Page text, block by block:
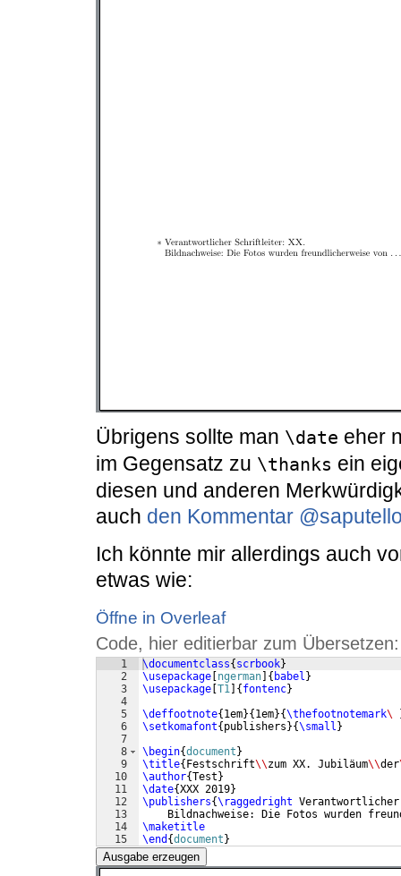
Übrigens sollte man \date eher
im Gegensatz zu \thanks ein
diesen und anderen
auch den Kommentar
Ich könnte mir allerdings auch
etwas wie:
Öffne in Overleaf
Code, hier editierbar zum Übersetzen:
1
2
3
4
5
6
7
8
9
10
11
12
13
14
15
\documentclass{ scrbook}
\usepackage ngerman { babel }
\usepackage T1 { fontenc}
\deffootnote{ 1em}{ 1em}{\thefootnotemark\
\setkomafont{ publishers }{\small }
\begin{document }
\title{ Festschrift\\zum XX. Jubiläum\\der
\author{Test }
\date{XXX 2019}
\publishers{\raggedright
Bildnachweise: Die Fotos wurden
\maketitle
\end {document }
Ausgabe erzeugen